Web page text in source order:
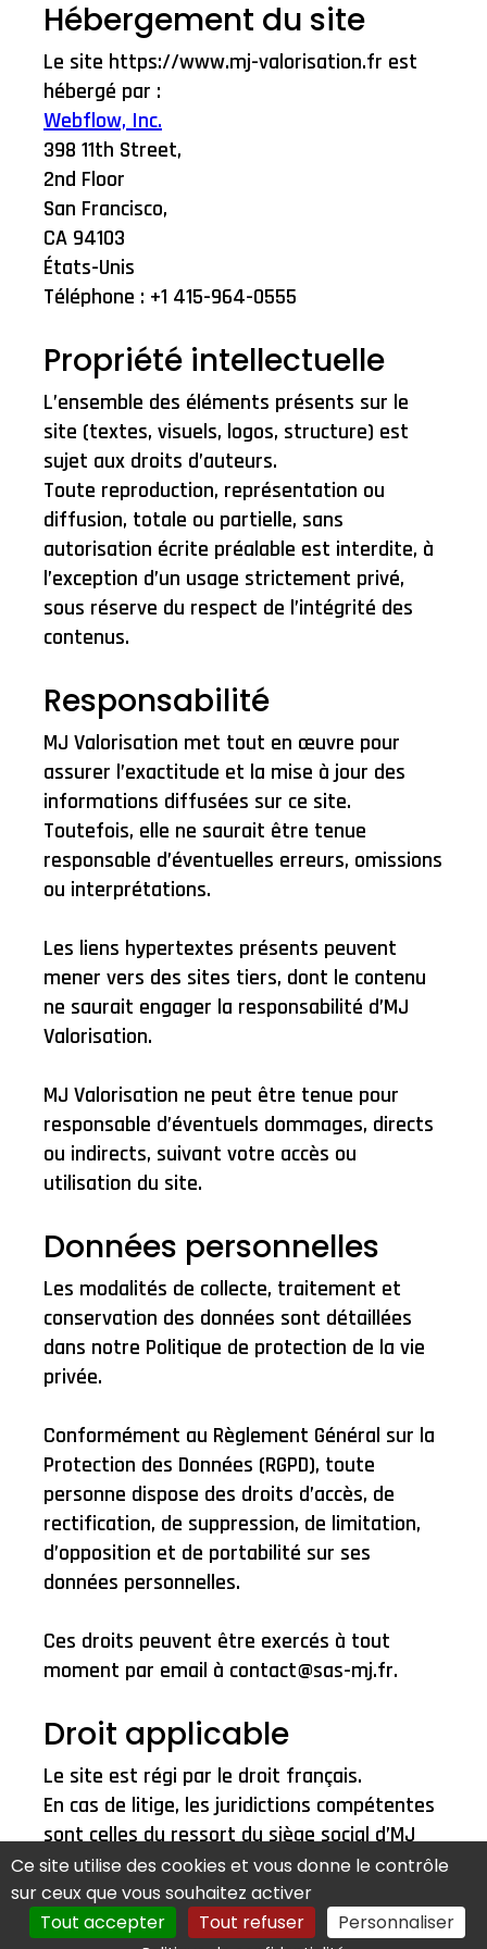
Hébergement du site
Le site https://www.mj-valorisation.fr est
hébergé par :
Webflow, Inc.
398 11th Street,
2nd Floor
San Francisco,
CA 94103
États-Unis
Téléphone : +1 415-964-0555
Propriété intellectuelle
L’ensemble des éléments présents sur le
site (textes, visuels, logos, structure) est
sujet aux droits d’auteurs.
Toute reproduction, représentation ou
diffusion, totale ou partielle, sans
autorisation écrite préalable est interdite, à
l’exception d’un usage strictement privé,
sous réserve du respect de l’intégrité des
contenus.
Responsabilité
MJ Valorisation met tout en œuvre pour
assurer l’exactitude et la mise à jour des
informations diffusées sur ce site.
Toutefois, elle ne saurait être tenue
responsable d’éventuelles erreurs, omissions
ou interprétations.
Les liens hypertextes présents peuvent
mener vers des sites tiers, dont le contenu
ne saurait engager la responsabilité d’MJ
Valorisation.
MJ Valorisation ne peut être tenue pour
responsable d’éventuels dommages, directs
ou indirects, suivant votre accès ou
utilisation du site.
Données personnelles
Les modalités de collecte, traitement et
conservation des données sont détaillées
dans notre Politique de protection de la vie
privée.
Conformément au Règlement Général sur la
Protection des Données (RGPD), toute
personne dispose des droits d’accès, de
rectification, de suppression, de limitation,
d’opposition et de portabilité sur ses
données personnelles.
Ces droits peuvent être exercés à tout
moment par email à contact@sas-mj.fr.
Droit applicable
Le site est régi par le droit français.
En cas de litige, les juridictions compétentes
sont celles du ressort du siège social d’MJ
Valorisation, sauf disposition légale
contraire.
Ce site utilise des cookies et vous donne le contrôle
sur ceux que vous souhaitez activer
Tout accepter
Tout refuser Personnaliser